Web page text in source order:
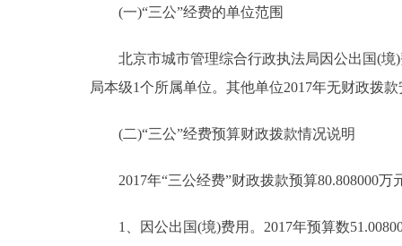
(一)“三公”经费的单位范围
北京市城市管理综合行政执法局因公出国(境)
局本级1个所属单位。其他单位2017年无财政拨
(二)“三公”经费预算财政拨款情况说明
2017年“三公经费”财政拨款预算80.808000万
1、因公出国(境)费用。2017年预算数